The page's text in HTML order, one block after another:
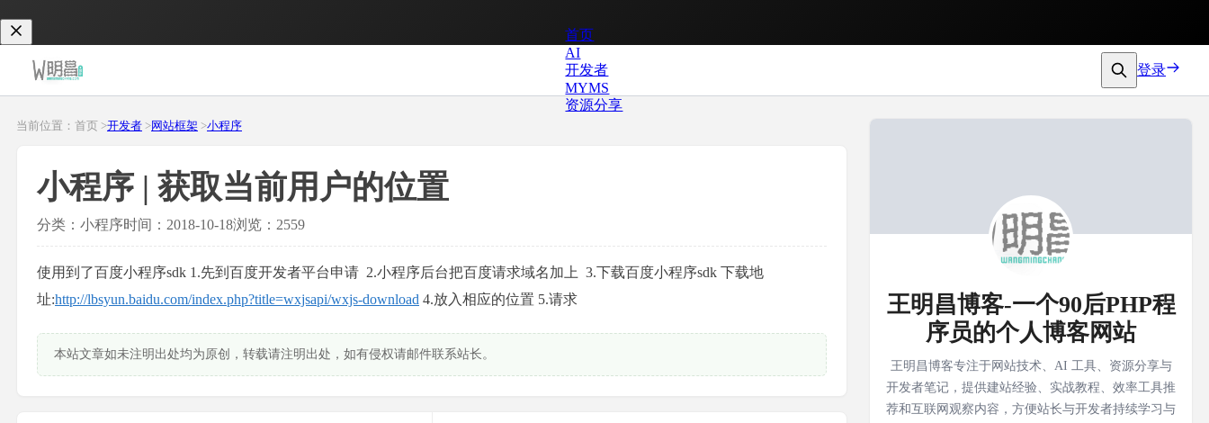
首页
AI
开发者
MYMS
资源分享
登录
当前位置：首页 >开发者 >网站框架 >小程序
小程序 | 获取当前用户的位置
分类：小程序时间：2018-10-18浏览：2559
使用到了百度小程序sdk 1.先到百度开发者平台申请 2.小程序后台把百度请求域名加上 3.下载百度小程序sdk 下载地
址:http://lbsyun.baidu.com/index.php?title=wxjsapi/wxjs-download 4.放入相应的位置 5.请求
本站文章如未注明出处均为原创，转载请注明出处，如有侵权请邮件联系站长。
王明昌博客-一个90后PHP程
序员的个人博客网站
王明昌博客专注于网站技术、AI 工具、资源分享与
开发者笔记，提供建站经验、实战教程、效率工具推
荐和互联网观察内容，方便站长与开发者持续学习与